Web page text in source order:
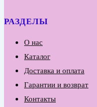
РАЗДЕЛЫ
О нас
Каталог
Доставка и оплата
Гарантии и возврат
Контакты